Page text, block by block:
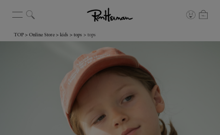
TOP Online Store kids tops tops